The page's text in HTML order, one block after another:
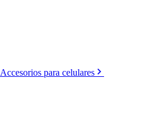
Accesorios para celulares